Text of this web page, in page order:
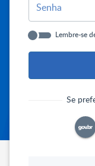
Senha
Lembre-se
Se